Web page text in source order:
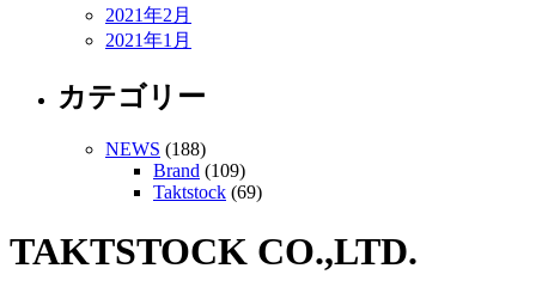
2021年2月
2021年1月
カテゴリー
NEWS (188)
Brand (109)
Taktstock (69)
TAKTSTOCK CO.,LTD.